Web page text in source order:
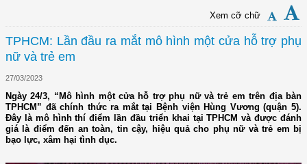
Xem cỡ chữ
TPHCM: Lần đầu ra mắt mô hình một cửa hỗ trợ phụ
nữ và trẻ em
27/03/2023
Ngày 24/3, “Mô hình một cửa hỗ trợ phụ nữ và trẻ em trên địa bàn
TPHCM” đã chính thức ra mắt tại Bệnh viện Hùng Vương (quận 5).
Đây là mô hình thí điểm lần đầu triển khai tại TPHCM và được đánh
giá là điểm đến an toàn, tin cậy, hiệu quả cho phụ nữ và trẻ em bị
bạo lực, xâm hại tình dục.